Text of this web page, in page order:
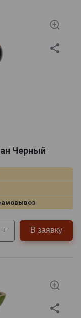
Черный
+ В заявку